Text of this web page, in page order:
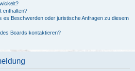
enthalten?
es Beschwerden oder juristische Anfragen zu diesem
Boards kontaktieren?